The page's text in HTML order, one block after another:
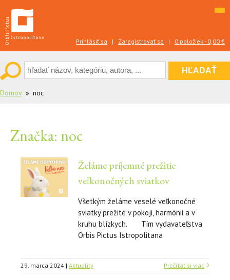
to
content
Prihlásiť sa | Zaregistrovať sa | 0 položiek - 0,00 €
Domov noc
Značka: noc
Želáme príjemné prežitie
veľkonočných sviatkov
Všetkým želáme veselé veľkonočné
sviatky prežité v pokoji, harmónii a v
kruhu blízkych. Tím vydavateľstva
Orbis Pictus Istropolitana
29. marca 2024 Prečítať si viac
| Aktuality